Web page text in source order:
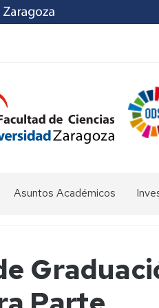
Asuntos Académicos
y
horarios
y